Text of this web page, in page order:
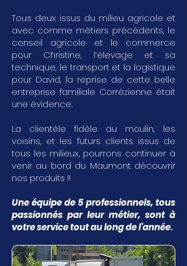
Tous deux issus du milieu agricole et
avec comme métiers précédents, le
conseil agricole et le commerce
pour Christine, l’élevage et sa
technique, le transport et la logistique
pour David, la reprise de cette belle
entreprise familiale Corrézienne était
une évidence.
La clientèle fidèle au moulin, les
voisins, et les futurs clients issus de
tous les milieux, pourrons continuer à
venir au bord du Maumont découvrir
nos produits !!
Une équipe de 5 professionnels, tous
passionnés par leur métier, sont à
votre service tout au long de l'année.